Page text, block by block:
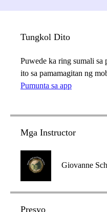
Tungkol Dito
Puwede ka ring sumali sa
ito sa pamamagitan ng
Pumunta sa app
Mga Instructor
Giovanne
Presyo